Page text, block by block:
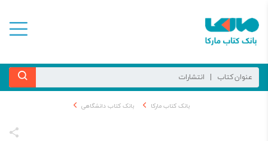
بانک کتاب مارکا بانک کتاب دانشگاهی